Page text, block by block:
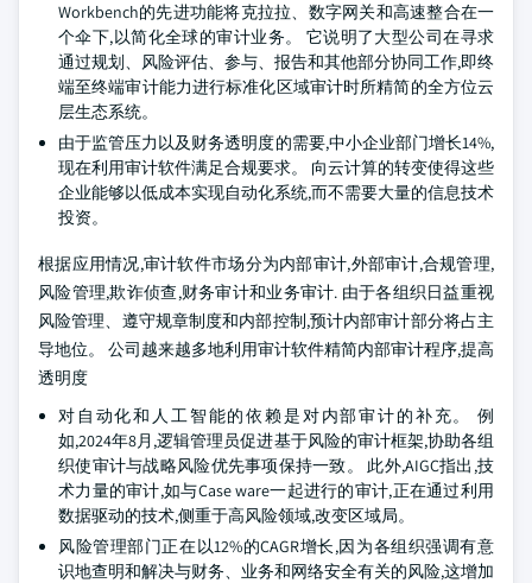
Workbench的先进功能将克拉拉、数字网关和高速整合在一
个伞下,以简化全球的审计业务。 它说明了大型公司在寻求
通过规划、风险评估、参与、报告和其他部分协同工作,即终
端至终端审计能力进行标准化区域审计时所精简的全方位云
层生态系统。
由于监管压力以及财务透明度的需要,中小企业部门增长14%,
现在利用审计软件满足合规要求。 向云计算的转变使得这些
企业能够以低成本实现自动化系统,而不需要大量的信息技术
投资。
根据应用情况,审计软件市场分为内部审计,外部审计,合规管理,
风险管理,欺诈侦查,财务审计和业务审计. 由于各组织日益重视
风险管理、遵守规章制度和内部控制,预计内部审计部分将占主
导地位。 公司越来越多地利用审计软件精简内部审计程序,提高
透明度
对自动化和人工智能的依赖是对内部审计的补充。 例
如,2024年8月,逻辑管理员促进基于风险的审计框架,协助各组
织使审计与战略风险优先事项保持一致。 此外,AIGC指出,技
术力量的审计,如与Case ware一起进行的审计,正在通过利用
数据驱动的技术,侧重于高风险领域,改变区域局。
风险管理部门正在以12%的CAGR增长,因为各组织强调有意
识地查明和解决与财务、业务和网络安全有关的风险,这增加